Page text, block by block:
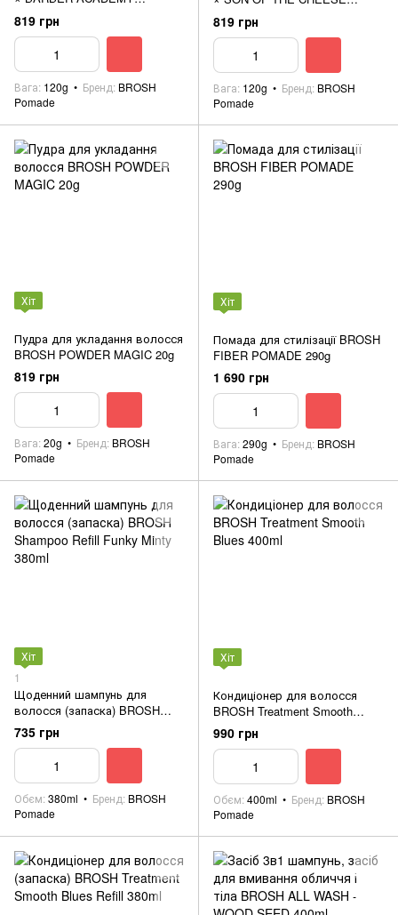
POMADE Collaboration 120g
819 грн
Вага 120g Бренд BROSH
Pomade
POMADE Collaboration 120g
819 грн
Вага 120g Бренд BROSH
Pomade
Хіт
Пудра для укладання волосся
BROSH POWDER MAGIC 20g
819 грн
Вага 20g Бренд BROSH
Pomade
Хіт
Помада для стилізації BROSH
FIBER POMADE 290g
1 690 грн
Вага 290g Бренд BROSH
Pomade
Хіт
1
Щоденний шампунь для
волосся (запаска) BROSH
Shampoo Refill Funky Minty
380ml
735 грн
Обєм 380ml Бренд BROSH
Pomade
Хіт
Кондиціонер для волосся
BROSH Treatment Smooth
Blues 400ml
990 грн
Обєм 400ml Бренд BROSH
Pomade